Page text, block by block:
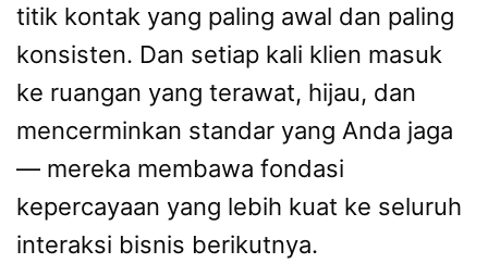
titik kontak yang paling awal dan paling
konsisten. Dan setiap kali klien masuk
ke ruangan yang terawat, hijau, dan
mencerminkan standar yang Anda jaga
— mereka membawa fondasi
kepercayaan yang lebih kuat ke seluruh
interaksi bisnis berikutnya.